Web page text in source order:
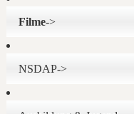
Filme->
NSDAP->